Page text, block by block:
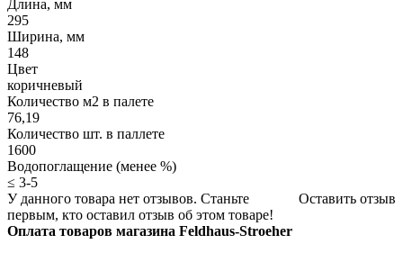
Длина, мм
295
Ширина, мм
148
Цвет
коричневый
Количество м2 в палете
76,19
Количество шт. в паллете
1600
Водопоглащение (менее %)
≤ 3-5
Оставить отзыв
У данного товара нет отзывов. Станьте
первым, кто оставил отзыв об этом товаре!
Оплата товаров магазина Feldhaus-Stroeher